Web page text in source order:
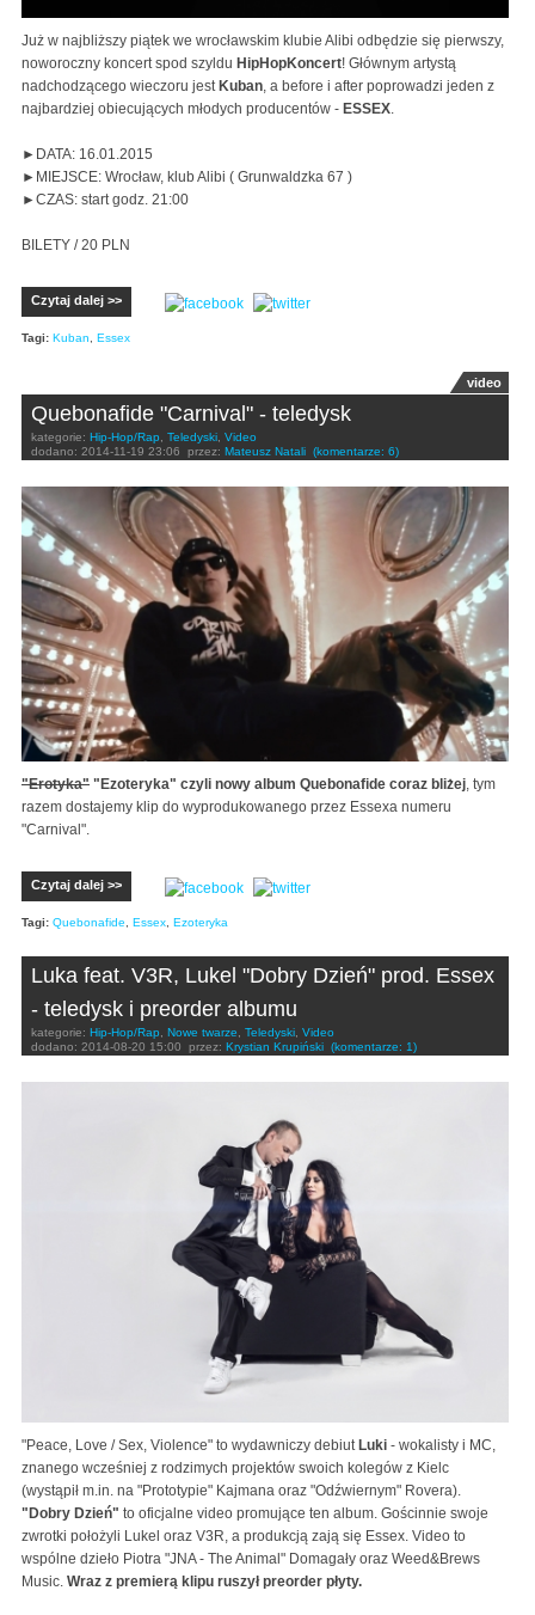
Już w najbliższy piątek we wrocławskim klubie Alibi odbędzie się pierwszy,
noworoczny koncert spod szyldu HipHopKoncert! Głównym artystą
nadchodzącego wieczoru jest Kuban, a before i after poprowadzi jeden z
najbardziej obiecujących młodych producentów - ESSEX.
►DATA: 16.01.2015
►MIEJSCE: Wrocław, klub Alibi ( Grunwaldzka 67 )
►CZAS: start godz. 21:00
BILETY /20 PLN
Czytaj dalej >>
Tagi: Kuban Essex
video
Quebonafide "Carnival" - teledysk
kategorie: Hip-Hop/Rap Teledyski Video
dodano: 2014-11-19 23:06 przez: Mateusz Natali (komentarze: 6)
"Erotyka" "Ezoteryka" czyli nowy album Quebonafide coraz bliżej , tym
razem dostajemy klip do wyprodukowanego przez Essexa numeru
"Carnival".
Czytaj dalej >>
Tagi: Quebonafide Essex Ezoteryka
Luka feat. V3R, Lukel "Dobry Dzień" prod. Essex
- teledysk i preorder albumu
kategorie: Hip-Hop/Rap Nowe twarze Teledyski Video
dodano: 2014-08-20 15:00 przez: Krystian Krupiński (komentarze: 1)
"Peace, Love / Sex, Violence" to wydawniczy debiut Luki - wokalisty i MC,
znanego wcześniej z rodzimych projektów swoich kolegów z Kielc
(wystąpił m.in. na "Prototypie" Kajmana oraz "Odźwiernym" Rovera).
"Dobry Dzień" to oficjalne video promujące ten album. Gościnnie swoje
zwrotki położyli Lukel oraz V3R, a produkcją zają się Essex. Video to
wspólne dzieło Piotra "JNA - The Animal" Domagały oraz Weed&Brews
Music. Wraz z premierą klipu ruszył preorder płyty.